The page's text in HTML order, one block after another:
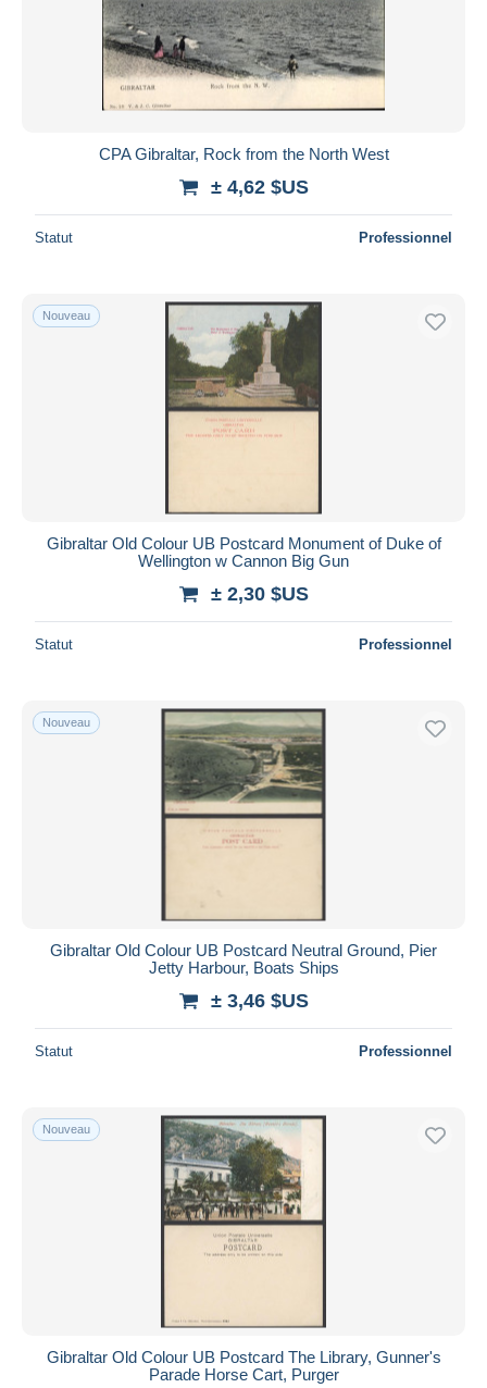
CPA Gibraltar, Rock from the North West
± 4,62 $US
Statut Professionnel
Nouveau
Gibraltar Old Colour UB Postcard Monument of Duke of
Wellington w Cannon Big Gun
± 2,30 $US
Statut Professionnel
Nouveau
Gibraltar Old Colour UB Postcard Neutral Ground, Pier
Jetty Harbour, Boats Ships
± 3,46 $US
Statut Professionnel
Nouveau
Gibraltar Old Colour UB Postcard The Library, Gunner's
Parade Horse Cart, Purger